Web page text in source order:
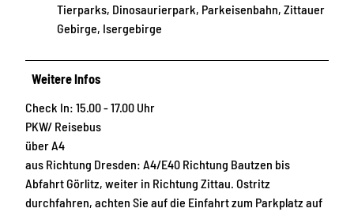
Tierparks, Dinosaurierpark, Parkeisenbahn, Zittauer
Gebirge, Isergebirge
Weitere Infos
Check In: 15.00 - 17.00 Uhr
PKW/ Reisebus
über A4
aus Richtung Dresden: A4/E40 Richtung Bautzen bis
Abfahrt Görlitz, weiter in Richtung Zittau. Ostritz
durchfahren, achten Sie auf die Einfahrt zum Parkplatz auf